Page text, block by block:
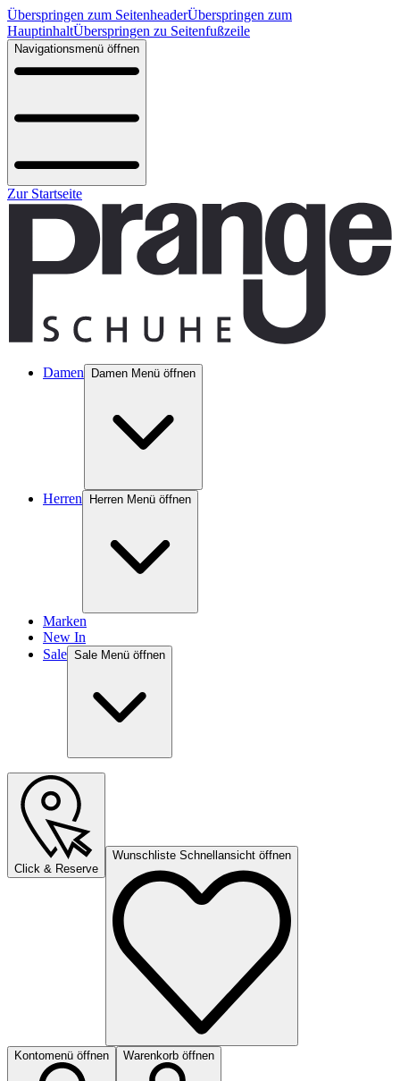
Überspringen zum SeitenheaderÜberspringen zum
HauptinhaltÜberspringen zu Seitenfußzeile
Navigationsmenü öffnen
Zur Startseite
Damen Damen Menü öffnen
Herren Herren Menü öffnen
Marken
New In
Sale Sale Menü öffnen
Click & Reserve
Wunschliste Schnellansicht öffnen
Kontomenü öffnen Warenkorb öffnen